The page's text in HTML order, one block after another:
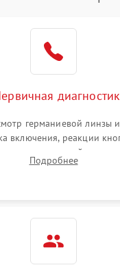
германиевой линзы
включения, реакции
вывода тепловой
функций и считывание
Подробнее